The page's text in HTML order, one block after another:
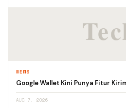
NEWS
Google Wallet Kini Punya Fitur
AUG 7, 2026